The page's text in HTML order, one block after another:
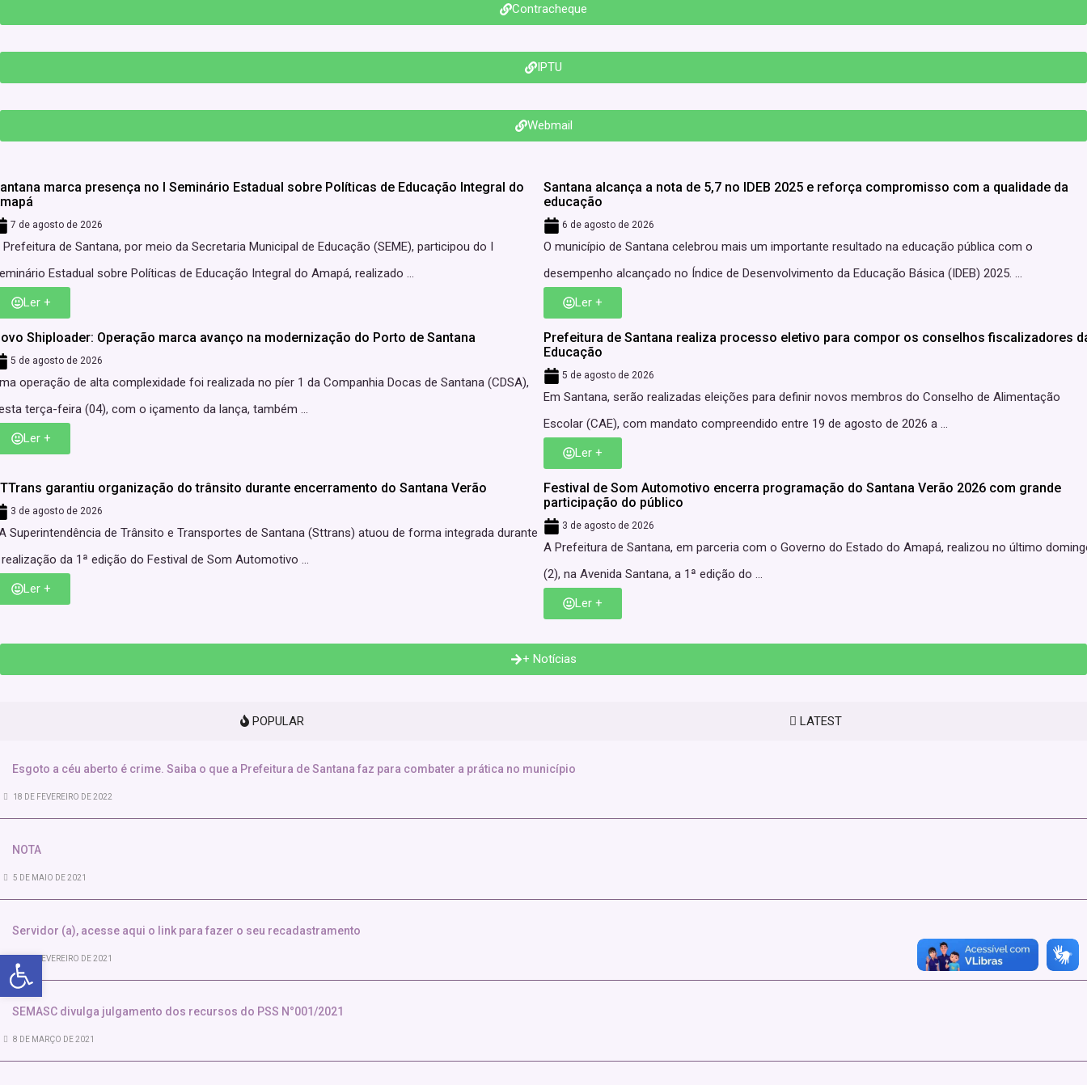
Abrir a barra de ferramentas
Contracheque
IPTU
Webmail
marca presença no I Seminário Estadual sobre Políticas de Educação Integral do
7 de agosto de 2026
Prefeitura de Santana, por meio da Secretaria Municipal de Educação (SEME), participou do I
Estadual sobre Políticas de Educação Integral do Amapá, realizado ...
Ler +
Santana alcança a nota de 5,7 no IDEB 2025 e reforça compromisso com a qualidade da
educação
6 de agosto de 2026
O município de Santana celebrou mais um importante resultado na educação pública com o
desempenho alcançado no Índice de Desenvolvimento da Educação Básica (IDEB) 2025. ...
Ler +
Shiploader: Operação marca avanço na modernização do Porto de Santana
5 de agosto de 2026
operação de alta complexidade foi realizada no píer 1 da Companhia Docas de Santana (CDSA),
terça-feira (04), com o içamento da lança, também ...
Ler +
Prefeitura de Santana realiza processo eletivo para compor os conselhos fiscalizadores
Educação
5 de agosto de 2026
Em Santana, serão realizadas eleições para definir novos membros do Conselho de Alimentação
Escolar (CAE), com mandato compreendido entre 19 de agosto de 2026 a ...
Ler +
garantiu organização do trânsito durante encerramento do Santana Verão
3 de agosto de 2026
Superintendência de Trânsito e Transportes de Santana (Sttrans) atuou de forma integrada durante
da 1ª edição do Festival de Som Automotivo ...
Ler +
Festival de Som Automotivo encerra programação do Santana Verão 2026 com grande
participação do público
3 de agosto de 2026
A Prefeitura de Santana, em parceria com o Governo do Estado do Amapá, realizou no último
(2), na Avenida Santana, a 1ª edição do ...
Ler +
+ Notícias
POPULAR LATEST
Esgoto a céu aberto é crime. Saiba o que a Prefeitura de Santana faz para combater a prática no município
18 DE FEVEREIRO DE 2022
NOTA
5 DE MAIO DE 2021
Servidor (a), acesse aqui o link para fazer o seu recadastramento
22 DE FEVEREIRO DE 2021
SEMASC divulga julgamento dos recursos do PSS N°001/2021
8 DE MARÇO DE 2021